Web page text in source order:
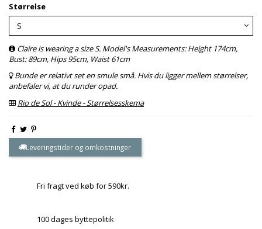
Størrelse
Claire is wearing a size S. Model's Measurements: Height 174cm,
Bust: 89cm, Hips 95cm, Waist 61cm
Bunde er relativt set en smule små. Hvis du ligger mellem størrelser,
anbefaler vi, at du runder opad.
Rio de Sol - Kvinde - Størrelsesskema
Leveringstider og omkostninger
Fri fragt ved køb for 590kr.
100 dages byttepolitik